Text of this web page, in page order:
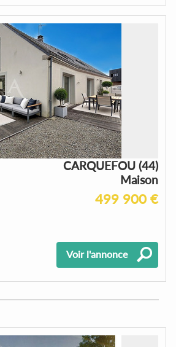
CARQUEFOU (44)
Maison
499 900 €
Voir l'annonce